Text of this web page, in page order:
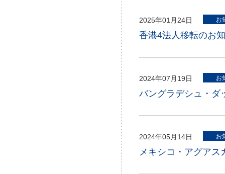
2025年01月24日 お
香港4法人移転のお
2024年07月19日 お
バングラデシュ・ダ
2024年05月14日 お
メキシコ・アグアス